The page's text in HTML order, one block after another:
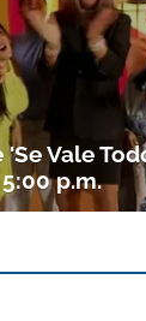
Vale
p.m.